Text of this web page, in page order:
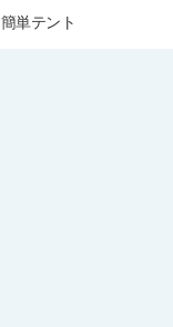
簡単テント